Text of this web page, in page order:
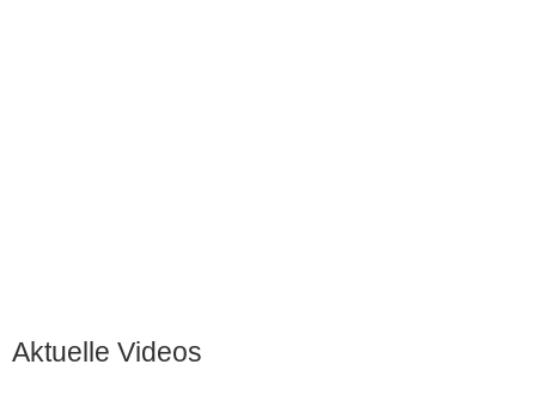
Aktuelle Videos